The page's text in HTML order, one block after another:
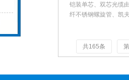
铠装单芯、双芯光缆
纤不锈钢螺旋管、凯
工，是通信领域很好
控制系统、交通通讯
共165条